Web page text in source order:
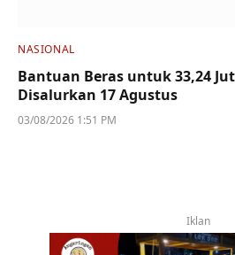
NASIONAL
Bantuan Beras untuk 33,24
Disalurkan 17 Agustus
03/08/2026 1:51 PM
Iklan